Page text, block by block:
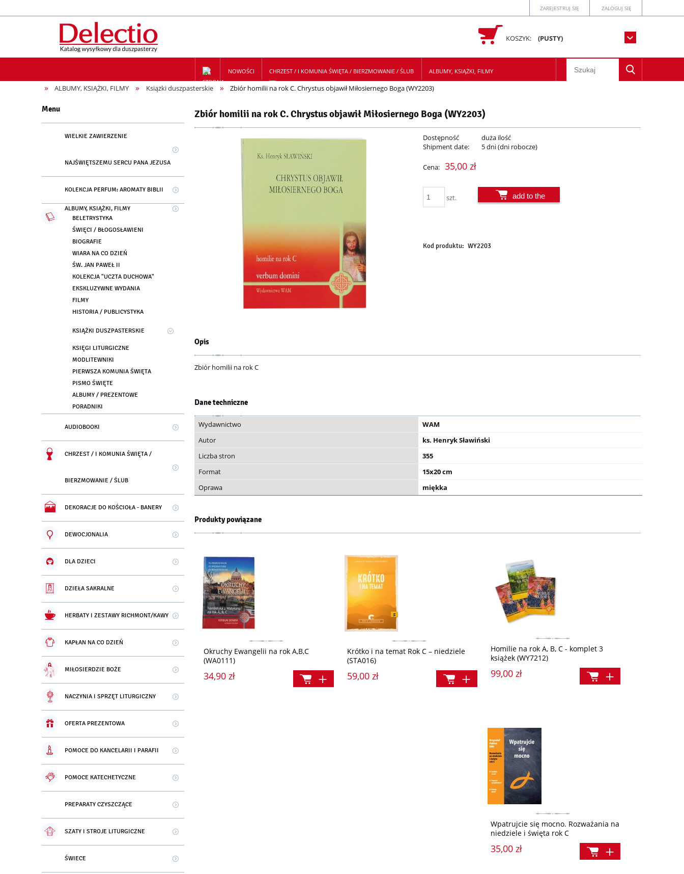
ZAREJESTRUJ SIĘ ZALOGUJ SIĘ
KOSZYK: (PUSTY)
NOWOŚCI CHRZEST / I KOMUNIA ŚWIĘTA / BIERZMOWANIE / ŚLUB ALBUMY, KSIĄŻKI, FILMY
» ALBUMY, KSIĄŻKI, FILMY » Książki duszpasterskie » Zbiór homilii na rok C. Chrystus objawił Miłosiernego Boga (WY2203)
Menu
WIELKIE ZAWIERZENIE
NAJŚWIĘTSZEMU SERCU PANA JEZUSA
KOLEKCJA PERFUM: AROMATY BIBLII
ALBUMY, KSIĄŻKI, FILMY
BELETRYSTYKA
ŚWIĘCI / BŁOGOSŁAWIENI
BIOGRAFIE
WIARA NA CO DZIEŃ
ŚW. JAN PAWEŁ II
KOLEKCJA "UCZTA DUCHOWA"
EKSKLUZYWNE WYDANIA
FILMY
HISTORIA / PUBLICYSTYKA
KSIĄŻKI DUSZPASTERSKIE
KSIĘGI LITURGICZNE
MODLITEWNIKI
PIERWSZA KOMUNIA ŚWIĘTA
PISMO ŚWIĘTE
ALBUMY / PREZENTOWE
PORADNIKI
AUDIOBOOKI
CHRZEST / I KOMUNIA ŚWIĘTA /
BIERZMOWANIE / ŚLUB
DEKORACJE DO KOŚCIOŁA - BANERY
DEWOCJONALIA
DLA DZIECI
DZIEŁA SAKRALNE
HERBATY I ZESTAWY RICHMONT/KAWY
KAPŁAN NA CO DZIEŃ
MIŁOSIERDZIE BOŻE
NACZYNIA I SPRZĘT LITURGICZNY
OFERTA PREZENTOWA
POMOCE DO KANCELARII I PARAFII
POMOCE KATECHETYCZNE
PREPARATY CZYSZCZĄCE
SZATY I STROJE LITURGICZNE
ŚWIECE
Zbiór homilii na rok C. Chrystus objawił Miłosiernego Boga (WY2203)
Dostępność
duża ilość
Shipment date:
5 dni (dni robocze)
Cena: 35,00 zł
szt.
add to the
Kod produktu: WY2203
Opis
Zbiór homilii na rok C
Dane techniczne
Wydawnictwo
WAM
Autor
ks. Henryk Sławiński
Liczba stron
355
Format
15x20 cm
Oprawa
miękka
Produkty powiązane
Okruchy Ewangelii na rok A,B,C
(WA0111)
34,90 zł
Krótko i na temat Rok C – niedziele
(STA016)
59,00 zł
Homilie na rok A, B, C - komplet 3
książek (WY7212)
99,00 zł
Wpatrujcie się mocno. Rozważania na
niedziele i święta rok C
35,00 zł